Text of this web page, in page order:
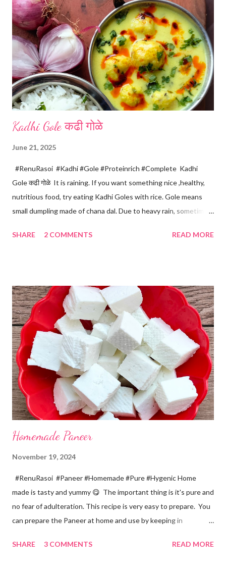
m
m
e
n
Kadhi Gole कढी गोळे
June 21, 2025
#RenuRasoi #Kadhi #Gole #Proteinrich #Complete Kadhi
Gole कढी गोळे It is raining. If you want something nice ,healthy,
nutritious food, try eating Kadhi Goles with rice. Gole means
small dumpling made of chana dal. Due to heavy rain, sometimes
Kadhi Gole by using the ingredients that are available easily in
chillies... 2 *Garlic pods... 4 *Ginger grated... 1/2 tsp *Turmeric...
a pinch *Cumin seeds... 1/4 tsp *Salt... 1/2 tsp Method... *Wash
the Chana dal and soak it in 2 cups of water for at least 2 hours.
The dal soaks well in 2 hours. *Strain all the water in the
colander. *In a mixer bowl, add green chilli, garlic, ginger,
turmeric, salt and soaked chana dal. Grind the dal on ...
SHARE 2 COMMENTS READ MORE
Homemade Paneer
November 19, 2024
#RenuRasoi #Paneer #Homemade #Pure #Hygenic Home
made is tasty and yummy 😋 The important thing is it's pure and
no fear of adulteration. This recipe is very easy to prepare. You
can prepare the Paneer at home and use by keeping in
*Vinegar... 2 tablespoons *Water... 4 tablespoons. Method...
SHARE 3 COMMENTS READ MORE